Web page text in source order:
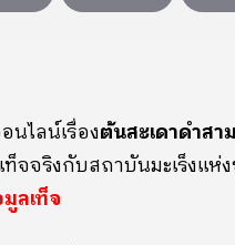
ไลน์เรื่องต้นสะเดาดำสา
จจริงกับสถาบันมะเร็งแ
ลเท็จ